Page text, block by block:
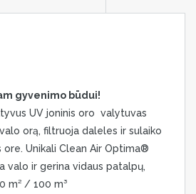
gyvenimo būdui!
UV joninis oro valytuvas
orą, filtruoja daleles ir sulaiko
ore. Unikali Clean Air Optima®
valo ir gerina vidaus patalpų,
m² / 100 m³